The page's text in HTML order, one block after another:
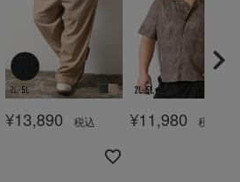
¥13,890 税込 ¥11,980 税込